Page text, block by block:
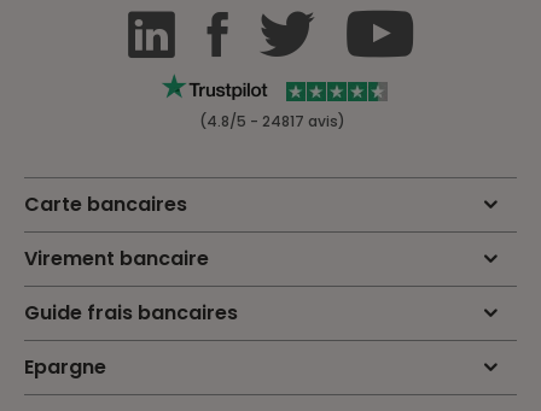
(4.8/5 - 24817 avis)
Carte bancaires
Virement bancaire
Guide frais bancaires
Epargne